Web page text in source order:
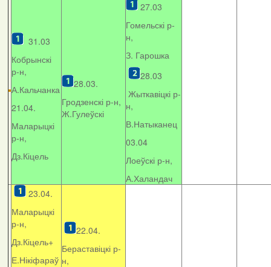
31.03
Кобрынскі
р-н,
А.Кальчанка
21.04.
Маларыцкі
р-н,
Дз.Кіцель
28.03.
Гродзенскі р-н,
Ж.Гулеўскі
27.03
Гомельскі р-
н,
З. Гарошка
28.03
Жыткавіцкі р-
н,
В.Натыканец
03.04
Лоеўскі р-н,
А.Халандач
23.04.
Маларыцкі
р-н,
Дз.Кіцель+
Е.Нікіфараў
22.04.
Бераставіцкі р-
н,